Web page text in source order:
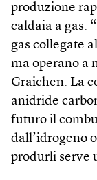
produzione
caldaia a gas.
gas collegate
ma operano a
Graichen. La
anidride
futuro il
dall’idrogeno
produrli serve